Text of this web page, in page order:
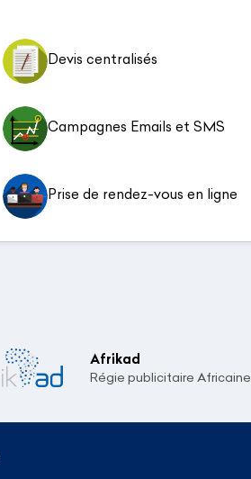
Devis centralisés
Campagnes Emails et SMS
Prise de rendez-vous en ligne
Afrikad
Régie publicitaire Africaine.